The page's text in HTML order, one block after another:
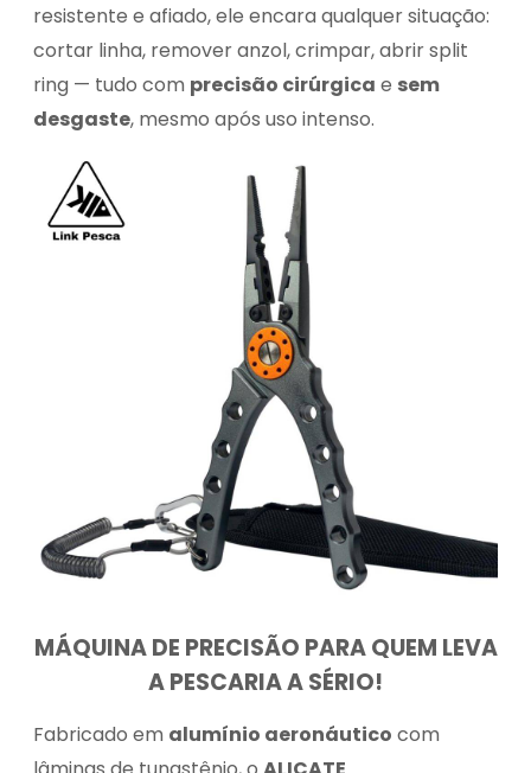
resistente e afiado, ele encara qualquer situação:
cortar linha, remover anzol, crimpar, abrir split
ring — tudo com precisão cirúrgica e sem
desgaste, mesmo após uso intenso.
MÁQUINA DE PRECISÃO PARA QUEM LEVA
A PESCARIA A SÉRIO!
Fabricado em alumínio aeronáutico com